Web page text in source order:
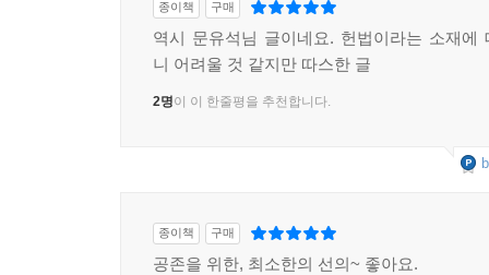
종이책 구매
역시 문유석님 글이네요. 헌법이라는 소재에
니 어려울 것 같지만 따스한 글
2명이 이 한줄평을 추천합니다.
종이책 구매
공존을 위한, 최소한의 선의~ 좋아요.